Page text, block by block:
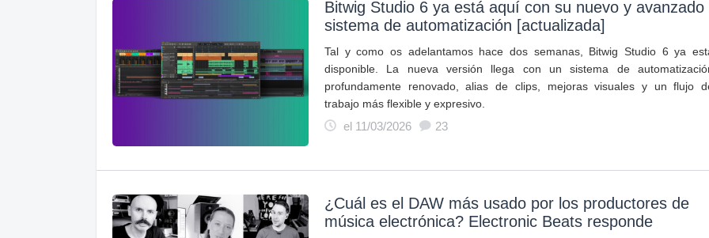
Bitwig Studio 6 ya está aquí con su nuevo y avanzado
sistema de automatización [actualizada]
Tal y como os adelantamos hace dos semanas, Bitwig Studio 6 ya
disponible. La nueva versión llega con un sistema de
profundamente renovado, alias de clips, mejoras visuales y un flujo
trabajo más flexible y expresivo.
el 11/03/2026
23
¿Cuál es el DAW más usado por los productores de
música electrónica? Electronic Beats responde